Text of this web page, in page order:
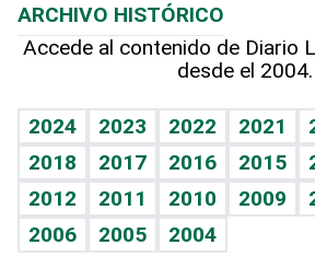
Hablando con el pediatra
Vida y familia
Eñe
Celebrando la vida
Sin complejos
Línea de hit
TBT Deportivo
Más firmas
Hecho en casa
Guía del dinero
Cumpleaños
Horóscopos
Crucigramas
ARCHIVO HISTÓRICO
Accede al contenido de Diario
desde el 2004.
2024 2023 2022 2021
2018
2017 2016 2015
2012
2011 2010 2009
2006
2005 2004